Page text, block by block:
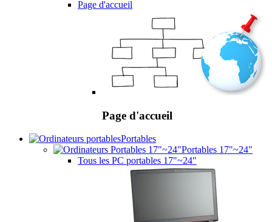
Page d'accueil
Page d'accueil
Portables
Portables 17"~24"
Tous les PC portables 17"~24"